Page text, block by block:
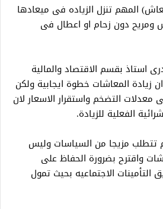
المهم تنزل الزياده فى ميعادها
دون زحام او اعطال فى
استاذ بقسم الاقتصاد والمالية
زيادة المعاشات خطوة ايجابية ولكن
معدلات التضخم واستقرار الاسعار لان
الفعلية للزيادة.
تتطلب مزيجا من السياسات وليس
واقترح بضرورة الحفاظ على
التأمينات الاجتماعيه بحيث تمول